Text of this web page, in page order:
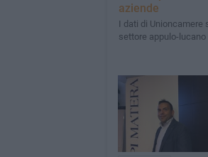
aziende
I dati di Unioncamere
settore appulo-lucano